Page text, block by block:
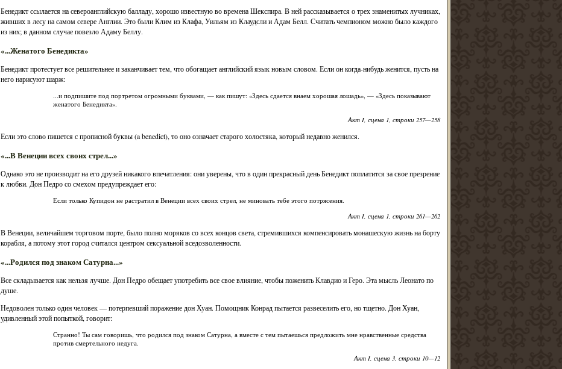
Бенедикт ссылается на североанглийскую балладу, хорошо известную во времена Шекспира. В ней рассказывается о трех знаменитых лучниках,
живших в лесу на самом севере Англии. Это были Клим из Клафа, Уильям из Клаудсли и Адам Белл. Считать чемпионом можно было каждого
из них; в данном случае повезло Адаму Беллу.
«...Женатого Бенедикта»
Бенедикт протестует все решительнее и заканчивает тем, что обогащает английский язык новым словом. Если он когда-нибудь женится, пусть на
него нарисуют шарж:
...и подпишите под портретом огромными буквами, — как пишут: «Здесь сдается внаем хорошая лошадь», — «Здесь показывают
женатого Бенедикта».
Акт I, сцена 1, строки 257—258
Если это слово пишется с прописной буквы (a benedict), то оно означает старого холостяка, который недавно женился.
«...В Венеции всех своих стрел...»
Однако это не производит на его друзей никакого впечатления: они уверены, что в один прекрасный день Бенедикт поплатится за свое презрение
к любви. Дон Педро со смехом предупреждает его:
Если только Купидон не растратил в Венеции всех своих стрел, не миновать тебе этого потрясения.
Акт I, сцена 1, строки 261—262
В Венеции, величайшем торговом порте, было полно моряков со всех концов света, стремившихся компенсировать монашескую жизнь на борту
корабля, а потому этот город считался центром сексуальной вседозволенности.
«...Родился под знаком Сатурна...»
Все складывается как нельзя лучше. Дон Педро обещает употребить все свое влияние, чтобы поженить Клавдио и Геро. Эта мысль Леонато по
душе.
Недоволен только один человек — потерпевший поражение дон Хуан. Помощник Конрад пытается развеселить его, но тщетно. Дон Хуан,
удивленный этой попыткой, говорит:
Странно! Ты сам говоришь, что родился под знаком Сатурна, а вместе с тем пытаешься предложить мне нравственные средства
против смертельного недуга.
Акт I, сцена 3, строки 10—12